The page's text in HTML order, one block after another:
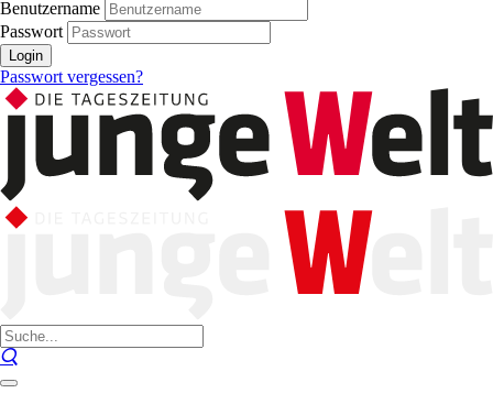
Benutzername
Passwort
Login
Passwort vergessen?